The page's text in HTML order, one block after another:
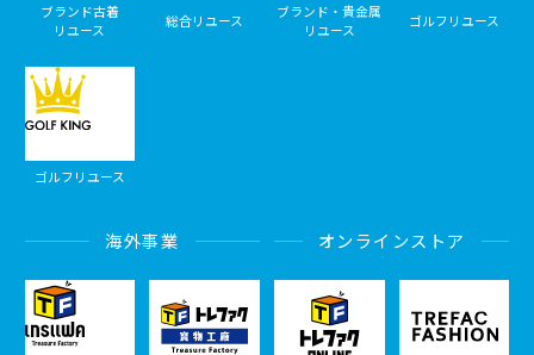
ブランド古着
リユース
総合リユース
ブランド・貴金属
リユース
ゴルフリユース
ゴルフリユース
海外事業 オンラインストア